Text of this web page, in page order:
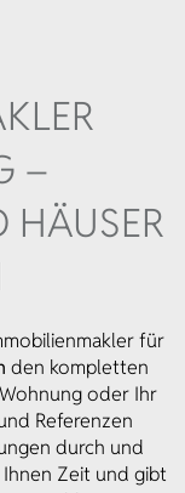
–
für
den kompletten
oder Ihr
Referenzen
durch und
Zeit und gibt